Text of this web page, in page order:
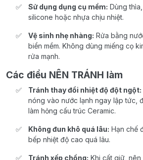
Sử dụng dụng cụ mềm: Dùng
silicone hoặc nhựa chịu nhiệt.
Vệ sinh nhẹ nhàng: Rửa bằng
biển mềm. Không dùng miếng cọ
rửa mạnh.
Các điều NÊN TRÁNH làm
Tránh thay đổi nhiệt độ đột ngột:
nóng vào nước lạnh ngay lập tức,
làm hỏng cấu trúc Ceramic.
Không đun khô quá lâu: Hạn chế
bếp nhiệt độ cao quá lâu.
Tránh xếp chồng: Khi cất giữ, nên